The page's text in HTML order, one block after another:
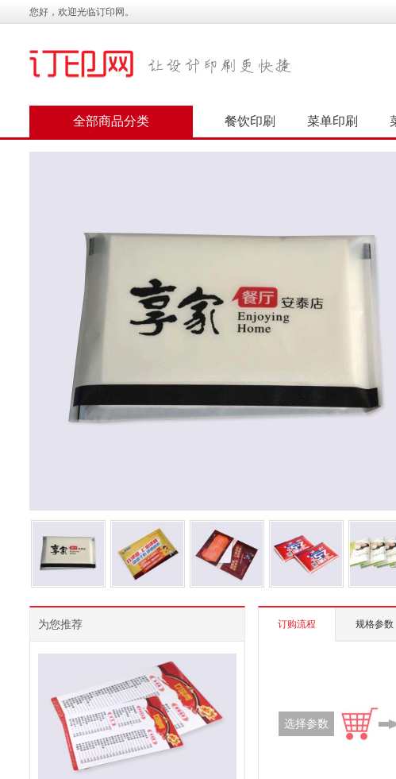
您好，欢迎光临订印网。
全部商品分类 餐饮印刷 菜单印刷
为您推荐 订购流程 规格参数
选择参数